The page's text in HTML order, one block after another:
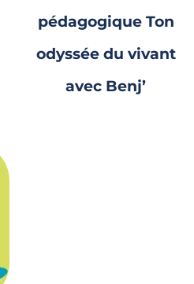
pédagogique Ton
odyssée du vivant
avec Benj’